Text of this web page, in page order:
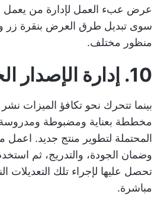
عرض عبء العمل لإدارة من
سوى تبديل طرق العرض بنقرة زر
منظور مختلف.
10. إدارة الإصدار الخاص بك
بينما تتحرك نحو تكافؤ الميزات نشر
مخططة بعناية ومضبوطة
المحتملة لتطوير منتج جديد. اعمل
وضمان الجودة، والتدريج، ثم
تحصل عليها لإجراء تلك التعديلات
مباشرة.